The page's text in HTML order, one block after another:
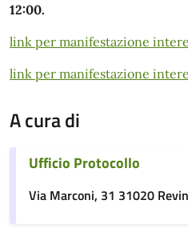
12:00.
link per manifestazione
link per manifestazione
A cura di
Ufficio Protocollo
Via Marconi, 31 31020